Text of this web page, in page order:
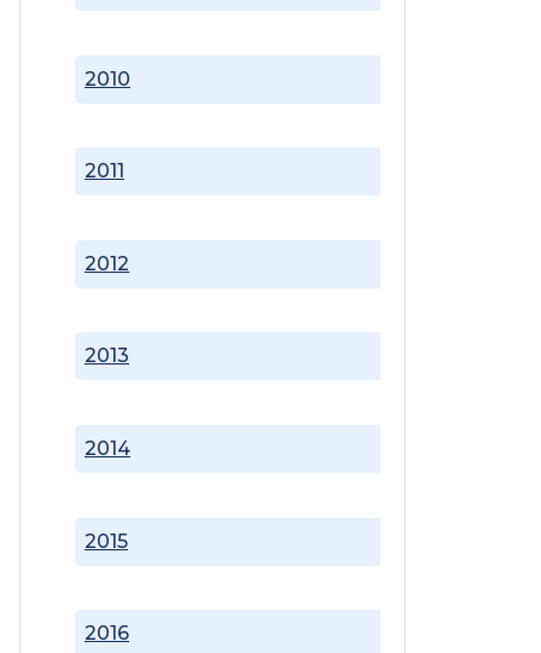
2010
2011
2012
2013
2014
2015
2016